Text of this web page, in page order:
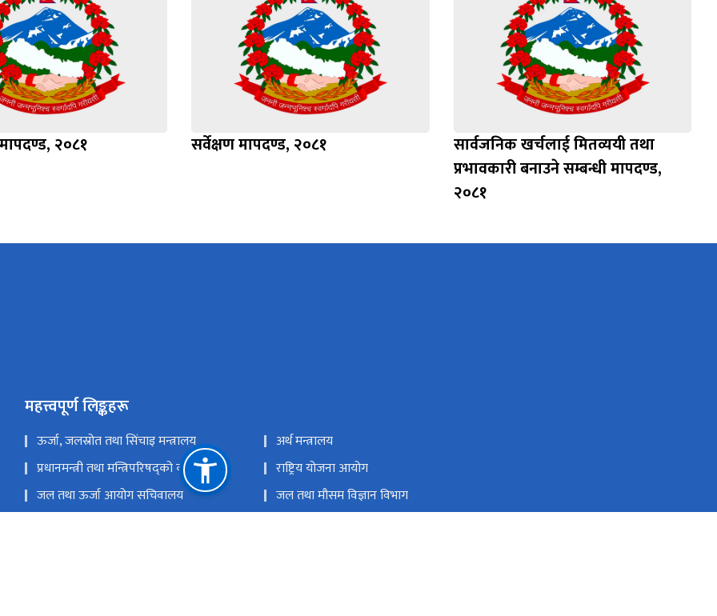
२०८१ सर्वेक्षण मापदण्ड, २०८१
सार्वजनिक खर्चलाई मितव्ययी तथा
प्रभावकारी बनाउने सम्बन्धी मापदण्ड,
२०८१
महत्त्वपूर्ण लिङ्कहरू
ऊर्जा, जलस्रोत तथा सिंचाइ मन्त्रालय
अर्थ मन्त्रालय
प्रधानमन्त्री तथा मन्त्रिपरिषद्को कार्यालय
राष्ट्रिय योजना आयोग
जल तथा ऊर्जा आयोग सचिवालय
जल तथा मौसम विज्ञान विभाग